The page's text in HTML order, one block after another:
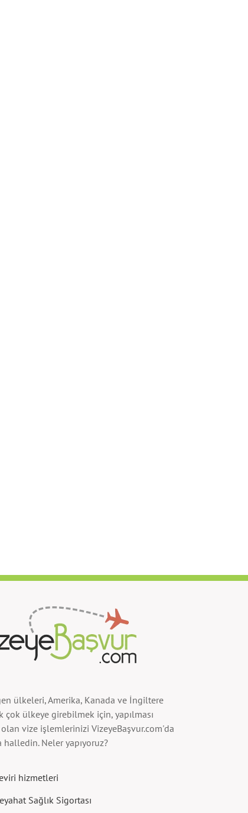
ülkeleri, Amerika, Kanada ve İngiltere
çok ülkeye girebilmek için, yapılması
vize işlemlerinizi VizeyeBaşvur.com'da
halledin. Neler yapıyoruz?
hizmetleri
Sağlık Sigortası